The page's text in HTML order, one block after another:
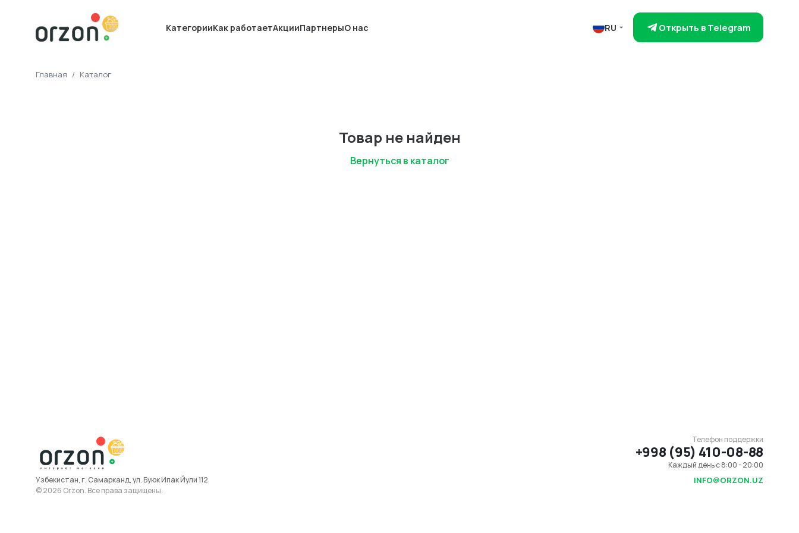
КатегорииКак работаетАкцииПартнерыО нас RU Открыть в Telegram
Главная / Каталог
Товар не найден
Вернуться в каталог
Узбекистан, г. Самарканд, ул. Буюк Ипак Йули 112
© 2026 Orzon. Все права защищены.
Телефон поддержки
+998 (95) 410-08-88
Каждый день с 8:00 - 20:00
INFO@ORZON.UZ